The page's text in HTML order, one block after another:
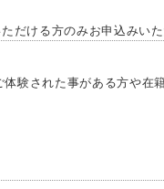
だける方のみお申込みいた
験された事がある方や在